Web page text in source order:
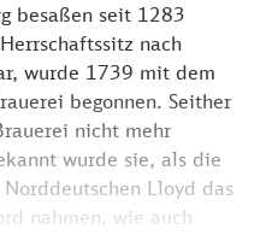
besaßen seit 1283
nach
wurde 1739 mit dem
begonnen. Seither
nicht mehr
wurde sie, als die
Lloyd das
nahmen, wie auch